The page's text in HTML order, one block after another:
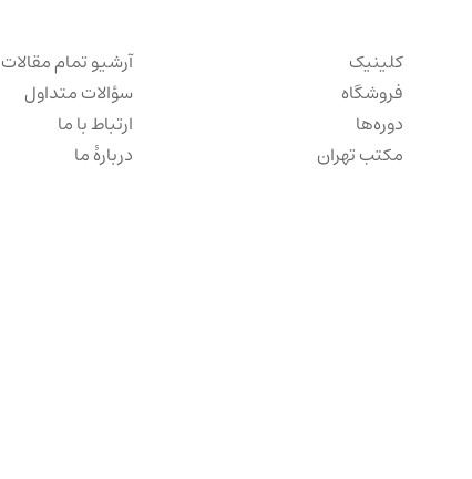
کلینیک
فروشگاه
دوره‌ها
مکتب تهران
آرشیو تمام مقالات
سؤالات متداول
ارتباط با ما
دربارهٔ ما